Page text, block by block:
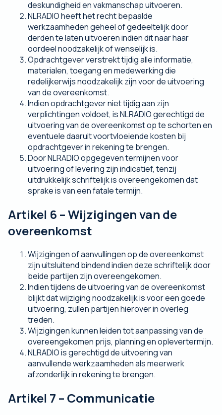
deskundigheid en vakmanschap uitvoeren.
NLRADIO heeft het recht bepaalde
werkzaamheden geheel of gedeeltelijk door
derden te laten uitvoeren indien dit naar haar
oordeel noodzakelijk of wenselijk is.
Opdrachtgever verstrekt tijdig alle informatie,
materialen, toegang en medewerking die
redelijkerwijs noodzakelijk zijn voor de uitvoering
van de overeenkomst.
Indien opdrachtgever niet tijdig aan zijn
verplichtingen voldoet, is NLRADIO gerechtigd de
uitvoering van de overeenkomst op te schorten en
eventuele daaruit voortvloeiende kosten bij
opdrachtgever in rekening te brengen.
Door NLRADIO opgegeven termijnen voor
uitvoering of levering zijn indicatief, tenzij
uitdrukkelijk schriftelijk is overeengekomen dat
sprake is van een fatale termijn.
Artikel 6 – Wijzigingen van de
overeenkomst
Wijzigingen of aanvullingen op de overeenkomst
zijn uitsluitend bindend indien deze schriftelijk door
beide partijen zijn overeengekomen.
Indien tijdens de uitvoering van de overeenkomst
blijkt dat wijziging noodzakelijk is voor een goede
uitvoering, zullen partijen hierover in overleg
treden.
Wijzigingen kunnen leiden tot aanpassing van de
overeengekomen prijs, planning en oplevertermijn.
NLRADIO is gerechtigd de uitvoering van
aanvullende werkzaamheden als meerwerk
afzonderlijk in rekening te brengen.
Artikel 7 – Communicatie